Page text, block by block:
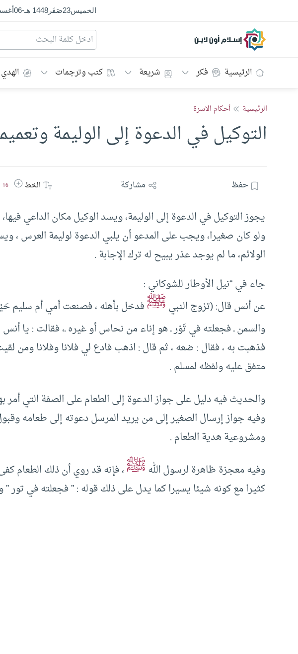
الخميس23صَفَر1448 هـ -
06
إسلام أون لاين
الرئيسية فكر شريعة كتب وترجمات
الرئيسية أحكام الاسرة
التوكيل في الدعوة إلى الوليمة
حفظ مشاركة الخطزيادة16
يجوز التوكيل في الدعوة إلى الوليمة، ويسد الوكيل مكان الداعي
ولو كان صغيرا، ويجب على المدعو أن يلبي الدعوة لوليمة العرس ،
الولائم، ما لم يوجد عذر يبيح له ترك الإجابة .
جاء في “نيل الأوطار للشوكاني :
عن أنس قال: (تزوج النبيﷺفدخل بأهله ، فصنعت أمي أم سليم
والسمن ـ فجعلته في تَوْر ـ هو إناء من نحاس أو غيره ـ، فقالت : يا
فذهبت به ، فقال : ضعه ، ثم قال : اذهب فادع لي فلانا وفلانا
متفق عليه ولفظه لمسلم .
والحديث فيه دليل على جواز الدعوة إلى الطعام على الصفة التي أمر
وفيه جواز إرسال الصغير إلى من يريد المرسل دعوته إلى طعامه وقبول
ومشروعية هدية الطعام .
وفيه معجزة ظاهرة لرسول اللهﷺ، فإنه قد روي أن ذلك الطعام
كثيرا مع كونه شيئا يسيرا كما يدل على ذلك قوله : ” فجعلته في تور